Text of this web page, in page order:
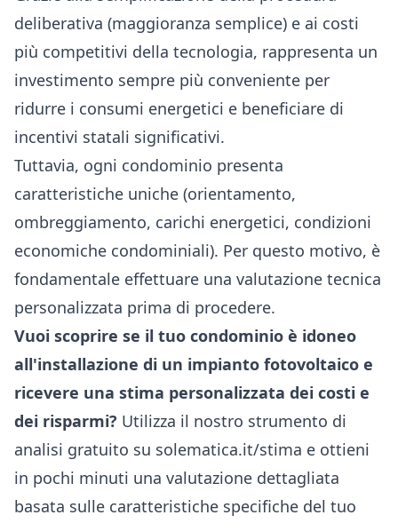
deliberativa (maggioranza semplice) e ai costi
più competitivi della tecnologia, rappresenta un
investimento sempre più conveniente per
ridurre i consumi energetici e beneficiare di
incentivi statali significativi.
Tuttavia, ogni condominio presenta
caratteristiche uniche (orientamento,
ombreggiamento, carichi energetici, condizioni
economiche condominiali). Per questo motivo, è
fondamentale effettuare una valutazione tecnica
personalizzata prima di procedere.
Vuoi scoprire se il tuo condominio è idoneo
all'installazione di un impianto fotovoltaico e
ricevere una stima personalizzata dei costi e
dei risparmi? Utilizza il nostro strumento di
analisi gratuito su solematica.it/stima e ottieni
in pochi minuti una valutazione dettagliata
basata sulle caratteristiche specifiche del tuo